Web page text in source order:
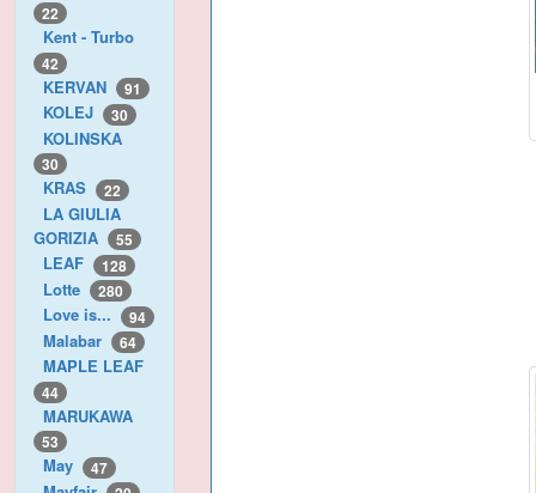
22
Kent - Turbo
42
KERVAN 91
KOLEJ 30
KOLINSKA
30
KRAS 22
LA GIULIA
GORIZIA
55
LEAF 128
Lotte 280
Love is... 94
Malabar 64
MAPLE LEAF
44
MARUKAWA
53
May 47